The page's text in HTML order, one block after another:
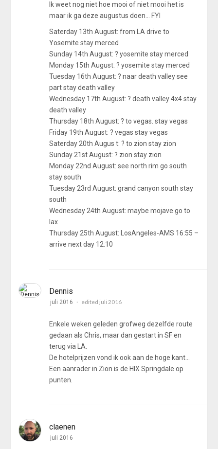
Ik weet nog niet hoe mooi of niet mooi het is
maar ik ga deze augustus doen... FYI
Saterday 13th August: from LA drive to
Yosemite stay merced
Sunday 14th August: ? yosemite stay merced
Monday 15th August: ? yosemite stay merced
Tuesday 16th August: ? naar death valley see
part stay death valley
Wednesday 17th August: ? death valley 4x4 stay
death valley
Thursday 18th August: ? to vegas. stay vegas
Friday 19th August: ? vegas stay vegas
Saterday 20th Augus t: ? to zion stay zion
Sunday 21st August: ? zion stay zion
Monday 22nd August: see north rim go south
stay south
Tuesday 23rd August: grand canyon south stay
south
Wednesday 24th August: maybe mojave go to
lax
Thursday 25th August: LosAngeles-AMS 16:55 –
arrive next day 12:10
Dennis
juli 2016 edited juli 2016
Enkele weken geleden grofweg dezelfde route
gedaan als Chris, maar dan gestart in SF en
terug via LA.
De hotelprijzen vond ik ook aan de hoge kant...
Een aanrader in Zion is de HIX Springdale op
punten.
claenen
juli 2016